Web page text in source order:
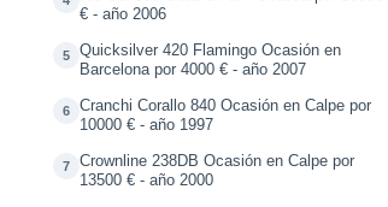
€ - año 2006
5
Quicksilver 420 Flamingo Ocasión en
Barcelona por 4000 € - año 2007
6
Cranchi Corallo 840 Ocasión en Calpe por
10000 € - año 1997
7
Crownline 238DB Ocasión en Calpe por
13500 € - año 2000